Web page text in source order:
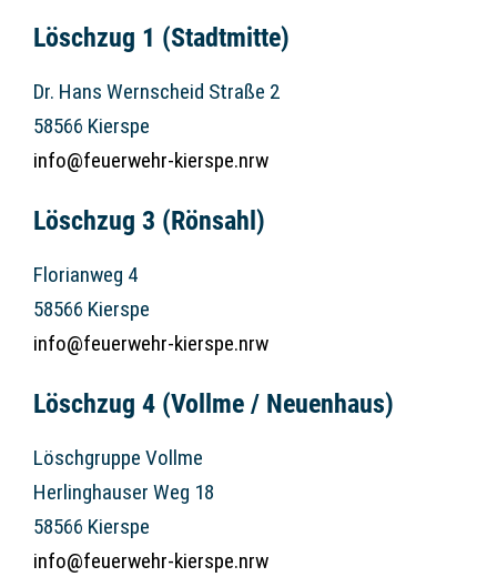
Löschzug 1 (Stadtmitte)
Dr. Hans Wernscheid Straße 2
58566 Kierspe
info@feuerwehr-kierspe.nrw
Löschzug 3 (Rönsahl)
Florianweg 4
58566 Kierspe
info@feuerwehr-kierspe.nrw
Löschzug 4 (Vollme / Neuenhaus)
Löschgruppe Vollme
Herlinghauser Weg 18
58566 Kierspe
info@feuerwehr-kierspe.nrw